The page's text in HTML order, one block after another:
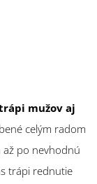
mužov aj
celým radom
po nevhodnú
trápi rednutie